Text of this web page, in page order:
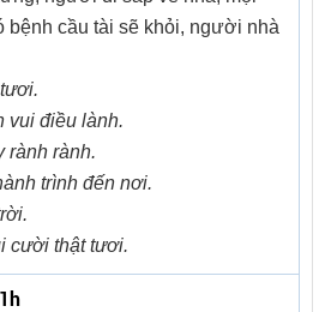
bệnh cầu tài sẽ khỏi, người nhà
vui điều lành.
rành rành.
trình đến nơi.
cười thật tươi.